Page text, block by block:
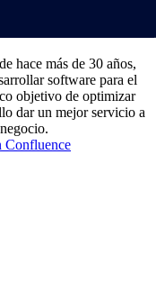
hace más de 30 años,
software para el
objetivo de optimizar
dar un mejor servicio a
Confluence